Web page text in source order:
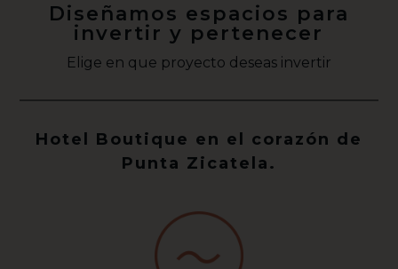
Diseñamos espacios para
invertir y pertenecer
Elige en que proyecto deseas invertir
Hotel Boutique en el corazón de
Punta Zicatela.